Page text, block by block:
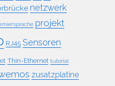
netzwerk
projekt
RJ45 Sensoren
Thin-Ethernet tutorial
zusatzplatine